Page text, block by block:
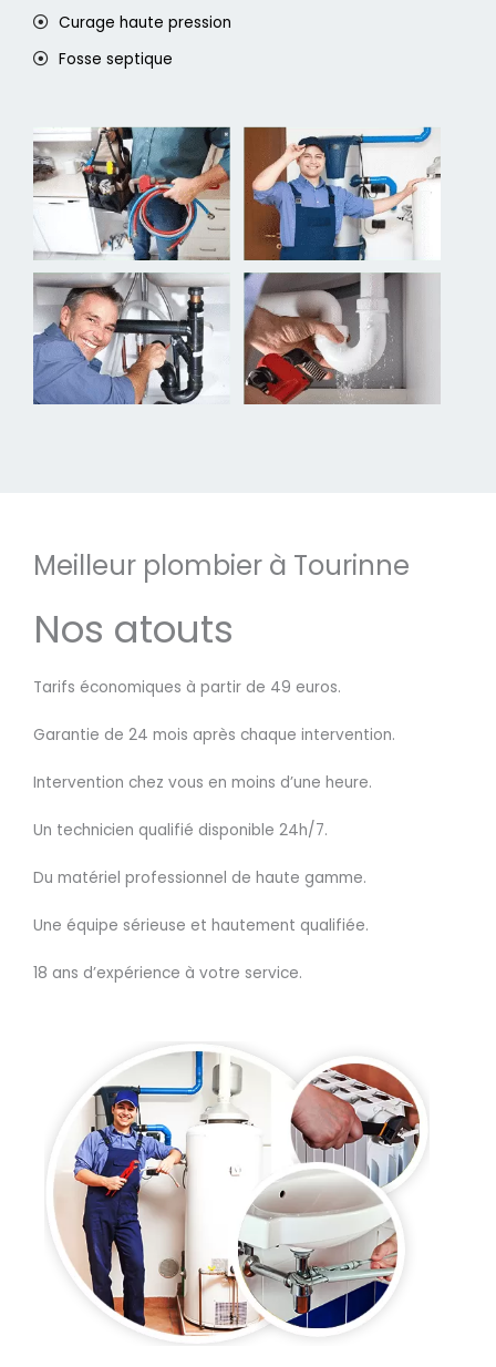
Curage haute pression
Fosse septique
Meilleur plombier à Tourinne
Nos atouts
Tarifs économiques à partir de 49 euros.
Garantie de 24 mois après chaque intervention.
Intervention chez vous en moins d’une heure.
Un technicien qualifié disponible 24h/7.
Du matériel professionnel de haute gamme.
Une équipe sérieuse et hautement qualifiée.
18 ans d’expérience à votre service.